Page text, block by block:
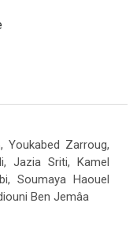
Youkabed Zarroug,
Jazia Sriti, Kamel
Soumaya Haouel
Ben Jemâa